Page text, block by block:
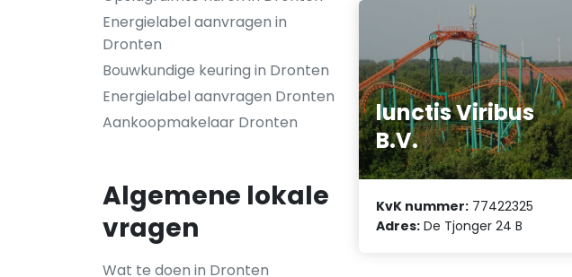
Energielabel aanvragen in
Dronten
Bouwkundige keuring in Dronten
Energielabel aanvragen Dronten
Aankoopmakelaar Dronten
Algemene lokale
vragen
Wat te doen in Dronten
lunctis Viribus
B.V.
KvK nummer: 77422325
Adres: De Tjonger 24 B